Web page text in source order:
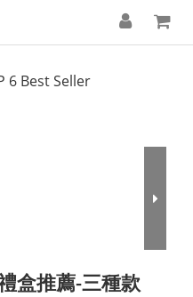
6 Best Seller
盒推薦-三種款